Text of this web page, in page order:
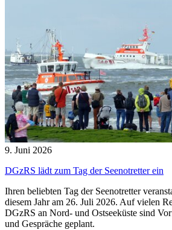
9. Juni 2026
DGzRS lädt zum Tag der Seenotretter ein
Ihren beliebten Tag der Seenotretter
diesem Jahr am 26. Juli 2026. Auf vielen
DGzRS an Nord- und Ostseeküste sind
und Gespräche geplant.